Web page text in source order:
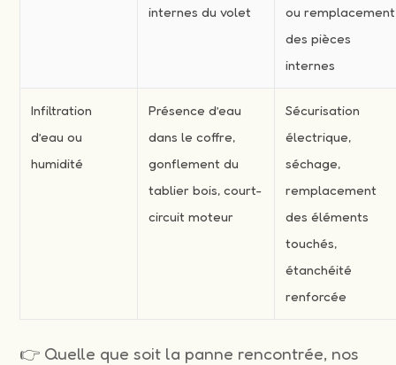
internes du volet
ou remplacement
des pièces
internes
Infiltration
d’eau ou
humidité
Présence d’eau
dans le coffre,
gonflement du
tablier bois, court-
circuit moteur
Sécurisation
électrique,
séchage,
remplacement
des éléments
touchés,
étanchéité
renforcée
👉 Quelle que soit la panne rencontrée, nos